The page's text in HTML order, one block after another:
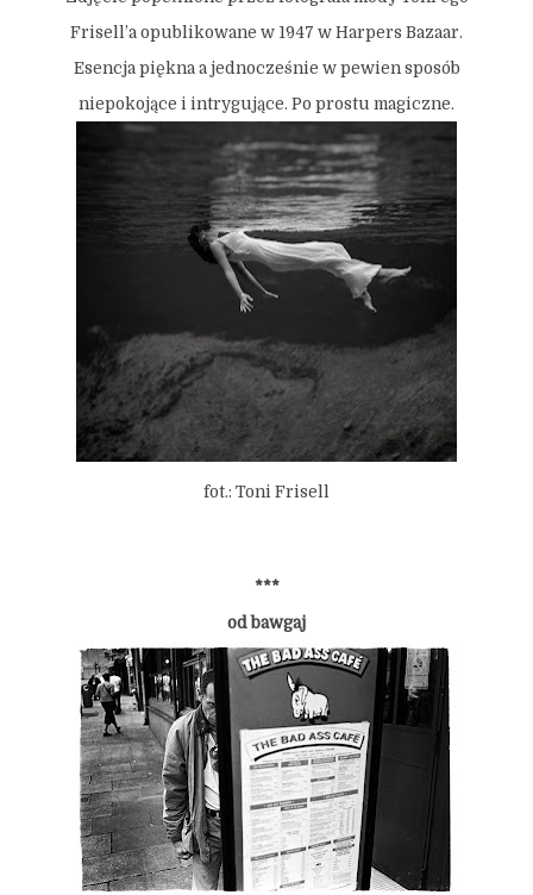
Frisell’a opublikowane w 1947 w Harpers Bazaar.
Esencja piękna a jednocześnie w pewien sposób
niepokojące i intrygujące. Po prostu magiczne.
fot.: Toni Frisell
***
od bawgaj